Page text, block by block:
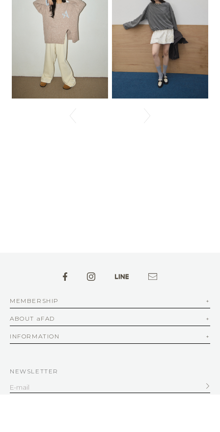
MEMBERSHIP
ABOUT aFAD
INFORMATION
NEWSLETTER